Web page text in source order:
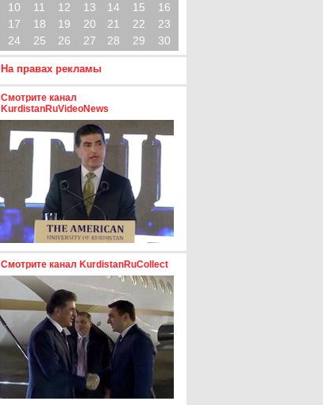
10
11 12 13 14 15
16
17
18 19 20 21 22
23
24
25 26 27 28 29 30
На правах рекламы
Смотрите канал
KurdistanRuVideoNews
Смотрите канал KurdistanRuCollect